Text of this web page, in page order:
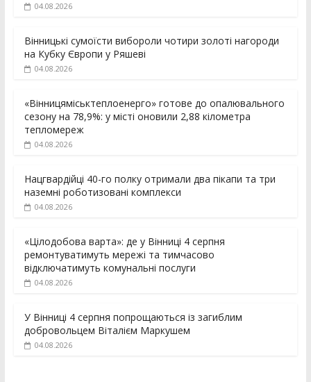
04.08.2026
Вінницькі сумоїсти вибороли чотири золоті нагороди
на Кубку Європи у Ряшеві
04.08.2026
«Вінницяміськтеплоенерго» готове до опалювального
сезону на 78,9%: у місті оновили 2,88 кілометра
тепломереж
04.08.2026
Нацгвардійці 40-го полку отримали два пікапи та три
наземні роботизовані комплекси
04.08.2026
«Цілодобова варта»: де у Вінниці 4 серпня
ремонтуватимуть мережі та тимчасово
відключатимуть комунальні послуги
04.08.2026
У Вінниці 4 серпня попрощаються із загиблим
добровольцем Віталієм Маркушем
04.08.2026